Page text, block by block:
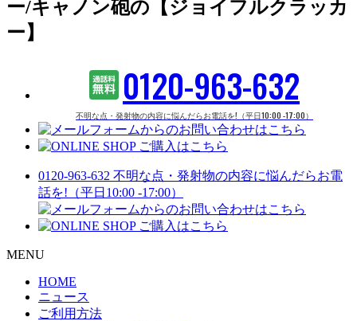
ー/キャノン砲の【ジョイフルクラッカ
ー】
0120-963-632
不明な点・発射物の内容に悩んだらお電話を!（平日10:00 -17:00）
0120-963-632 不明な点・発射物の内容に悩んだらお電
話を!（平日10:00 -17:00）
MENU
HOME
ニュース
ご利用方法